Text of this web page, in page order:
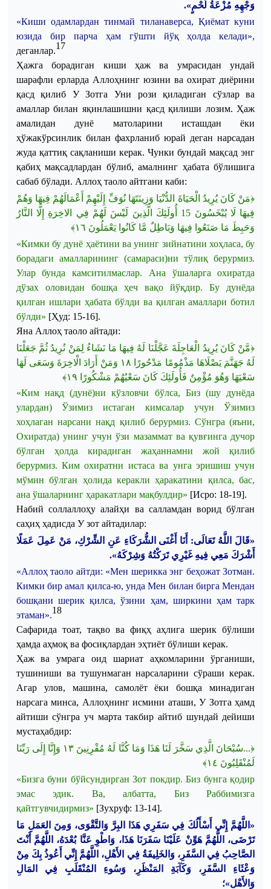
وَجْهِهِ مُزْعَةُ لَحْمٍ».
«Киши одамлардан тинмай тиланаверса,Қиёмат куни
юзида
бир парча ҳам гўшти йўқ ҳолда келади»,
деганлар.17
Ҳажга
борадиган киши ҳаж ва умрасидан
ундай
шарафли ерларда Аллоҳнинг юзини ва охират диёрини
қасд
қилиб УЗотга Уни рози қиладиган сўзлар
ва
амаллар билан яқинлашишни қасд қилиши лозим. Ҳаж
амалидан
дунё матоларини исташдан
ёки
ҳўжакўрсинлик билан фахрланиб юрай деган нарсадан
жуда қаттиқ сақланиши керак.Чунки бундай мақсад энг
қабиҳ мақсадлардан бўлиб,амалнинг ҳабата бўлишига
сабаб бўлади. Аллоҳ таоло айтгани каби:
﴿مَنْ كَانَ يُرِيدُ الْحَيَاةَ الدُّنْيَا وَزِينَتَهَا نُوَفِّ إِلَيْهِمْ أَعْمَالَهُمْ فِيهَا وَهُمْ
فِيهَا لَا يُبْخَسُونَ 15 أُولَئِكَ الَّذِينَ لَيْسَ لَهُمْ فِي الاخِرَةِ إِلَّا النَّارُ
وَحَبِطَ مَا صَنَعُوا فِيهَا وَبَاطِلٌ مَّا كَانُوا يَعْمَلُونَ ١٦﴾
«Кимки бу дунё ҳаётини ва унинг зийнатини хоҳласа,бу
борадаги амалларининг(самараси)ни тўлиқ берурмиз.
Улар
бунда камситилмаслар. Ана ўшаларга
охиратда
дўзах
оловидан бошқа ҳеч вақо йўқдир.Бу
дунёда
қилган ишлари ҳабата бўлди ва қилган амаллари ботил
бўлди» [Ҳуд: 15-16].
Яна Аллоҳ таоло айтади:
﴿مَّنْ كَانَ يُرِيدُ الْعَاجِلَةَ عَجَّلْنَا لَهُ فِيهَا مَا نَشَاءُ لِمَنْ نُرِيدُ ثُمَّ جَعَلْنَا
لَهُ جَهَنَّمَ يَصْلَاهَا مَذْمُومًا مَدْحُورًا ١٨ وَمَنْ أَرَادَ الْاخِرَةَ وَسَعَى لَهَا
سَعْيَهَا وَهُوَ مُؤْمِنٌ فَأُولَئِكَ كَانَ سَعْيُهُمْ مَشْكُورًا ١٩﴾
«Ким нақд(дунё)ни кўзловчи бўлса, Биз(шу дунёда
улардан)Ўзимиз истаган кимсалар учун
Ўзимиз
хоҳлаган нарсани нақд қилиб берурмиз.Сўнгра (яъни,
Охиратда) унинг учун ўзи мазаммат ва қувғинга дучор
бўлган
ҳолда кирадиган жаҳаннамни жой
қилиб
берурмиз.Ким охиратни истаса ва унга эришиш учун
мўмин бўлган ҳолида керакли ҳаракатини қилса,бас,
ана ўшаларнинг ҳаракатлари мақбулдир» [Исро: 18-19].
Набий соллаллоҳу алайҳи ва салламдан ворид бўлган
саҳиҳ ҳадисда Узот айтадилар:
«قَالَ اللَّهُ تَعَالَى: أَنَا أَغْنَى الشُّرَكَاءِ عَنِ الشِّرْكِ، مَنْ عَمِلَ عَمَلًا
أَشْرَكَ مَعِي فِيهِ غَيْرِي تَرَكْتُهُ وَشِرْكَهُ».
«Аллоҳ таоло айтди: «Мен шерикка энг беҳожат Зотман.
Кимки бир амал қилса-ю,унда Мен билан бирга Мендан
бошқани шерик қилса,ўзини ҳам, ширкини ҳам тарк
этаман».18
Сафарида тоат, тақво ва фиқҳ аҳлига шерик бўлиши
ҳамда аҳмоқ ва фосиқлардан эҳтиёт бўлиши керак.
Ҳаж
ва умрага оид шариат аҳкомларини ўрганиши,
тушиниши ва тушунмаган нарсаларини сўраши керак.
Агар
улов, машина, самолёт ёки бошқа
минадиган
нарсага минса, Аллоҳнинг исмини аташи, У Зотга ҳамд
айтиши сўнгра уч марта такбир айтиб шундай дейиши
мустаҳабдир:
﴿...سُبْحَانَ الَّذِي سَخَّرَ لَنَا هَذَا وَمَا كُنَّا لَهُ مُقْرِنِينَ ١٣ وَإِنَّا إِلَى رَبِّنَا
لَمُنْقَلِبُونَ ١٤﴾
«Бизга буни бўйсундирган Зот покдир. Биз бунга қодир
эмас эдик. Ва, албатта, Биз Раббимизга
қайтгувчидирмиз» [Зухруф: 13-14].
«اللَّهُمَّ إِنِّي أَسْأَلُكَ فِي سَفَرِي هَذَا البِرَّ وَالتَّقْوَى، وَمِنَ العَمَلِ مَا
تَرْضَى، اللَّهُمَّ هَوِّنْ عَلَيْنَا سَفَرَنَا هَذَا، وَاطْوِ عَنَّا بُعْدَهُ، اللَّهُمَّ أَنْتَ
الصَّاحِبُ فِي السَّفَرِ، وَالخَلِيفَةُ فِي الأَهْلِ، اللَّهُمَّ إِنِّي أَعُوذُ بِكَ مِنْ
وَعْثَاءِ السَّفَرِ، وَكَآبَةِ المَنْظَرِ، وَسُوءِ المُنْقَلَبِ فِي المَالِ
وَالأَهْلِ»؛